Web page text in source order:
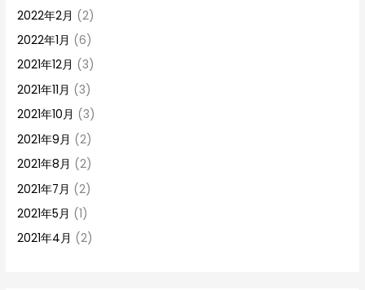
2022年2月 (2)
2022年1月 (6)
2021年12月 (3)
2021年11月 (3)
2021年10月 (3)
2021年9月 (2)
2021年8月 (2)
2021年7月 (2)
2021年5月 (1)
2021年4月 (2)